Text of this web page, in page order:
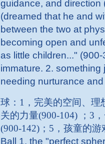
guidance, and direction
(dreamed that he and
between the two at
becoming open and
as little children..."
immature. 2.
needing nurturance
球：1，完美的空间、理
关的力量(900-104) ；3
(900-142)；5，孩童的
Ball 1. the "perfect